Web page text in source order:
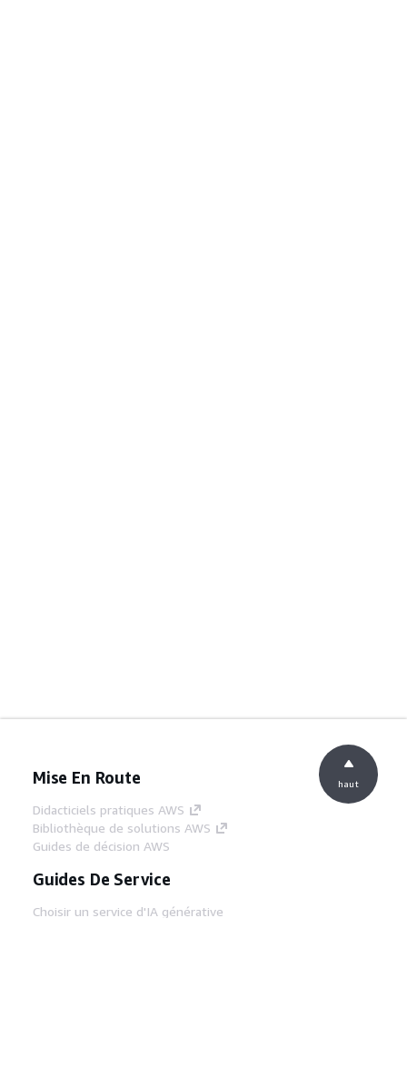
Mise En Route
Didacticiels pratiques AWS
Bibliothèque de solutions AWS
Guides de décision AWS
Guides De Service
Choisir un service d'IA générative
haut